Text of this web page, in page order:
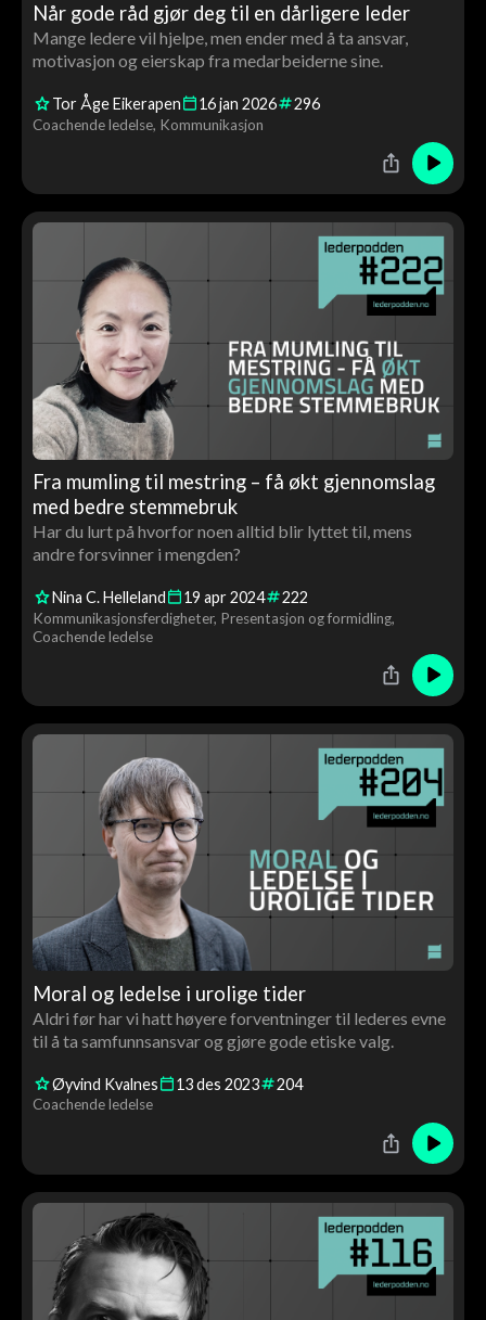
Når gode råd gjør deg til en dårligere leder
Mange ledere vil hjelpe, men ender med å ta ansvar,
motivasjon og eierskap fra medarbeiderne sine.
Tor Åge Eikerapen 16jan 2026 296
Coachende ledelse Kommunikasjon
Fra mumling til mestring – få økt gjennomslag
med bedre stemmebruk
Har du lurt på hvorfor noen alltid blir lyttet til, mens
andre forsvinner i mengden?
Nina C. Helleland 19 apr2024 222
Kommunikasjonsferdigheter Presentasjon og formidling
Coachende ledelse
Moral og ledelse i urolige tider
Aldri før har vi hatt høyere forventninger til lederes evne
til å ta samfunnsansvar og gjøre gode etiske valg.
Øyvind Kvalnes 13des 2023 204
Coachende ledelse